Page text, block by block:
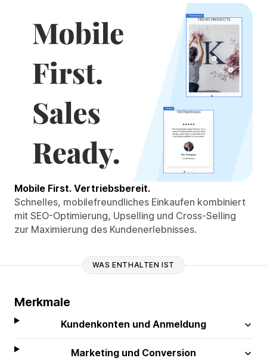
Mobile First. Vertriebsbereit.
Schnelles, mobilefreundliches Einkaufen kombiniert
mit SEO-Optimierung, Upselling und Cross-Selling
zur Maximierung des Kundenerlebnisses.
WAS ENTHALTEN IST
Merkmale
Kundenkonten und Anmeldung
Marketing und Conversion